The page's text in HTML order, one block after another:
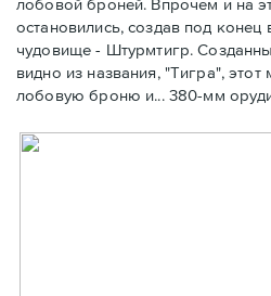
остановились, создав под
чудовище - Штурмтигр.
видно из названия, "Тигра",
лобовую броню и... 380-мм